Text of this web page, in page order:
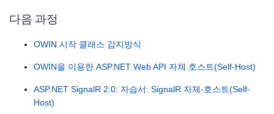
다음 과정
OWIN 시작 클래스 감지방식
OWIN을 이용한 ASP.NET Web API 자체 호스트(Self-Host)
ASP.NET SignalR 2.0: 자습서: SignalR 자체-호스트(Self-
Host)